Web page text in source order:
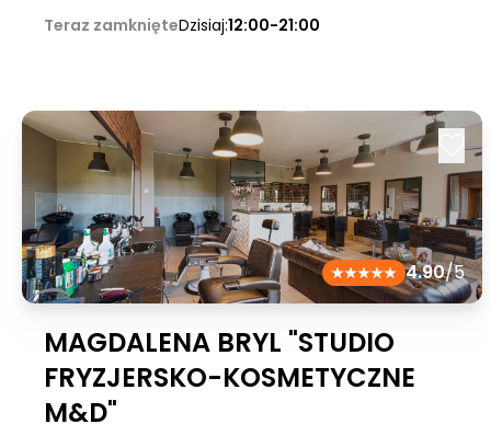
Teraz zamknięteDzisiaj:12:00-21:00
4.90/5
MAGDALENA BRYL "STUDIO
FRYZJERSKO-KOSMETYCZNE
M&D"